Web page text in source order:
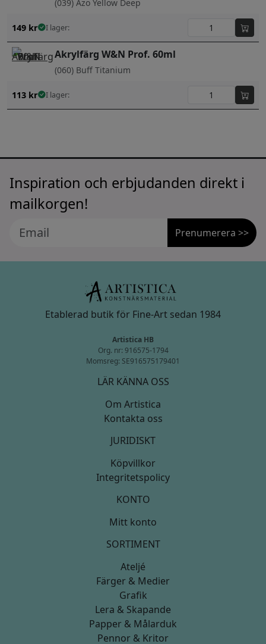
(039) Azo Yellow Deep
149 kr I lager:
Akrylfärg W&N Prof. 60ml
(060) Buff Titanium
113 kr I lager:
Inspiration och erbjudanden direkt i
mailkorgen!
Prenumerera >>
Etablerad butik för Fine-Art sedan 1984
Artistica HB
Org. nr: 916575-1794
Momsreg: SE916575179401
LÄR KÄNNA OSS
Om Artistica
Kontakta oss
JURIDISKT
Köpvillkor
Integritetspolicy
KONTO
Mitt konto
SORTIMENT
Ateljé
Färger & Medier
Grafik
Lera & Skapande
Papper & Målarduk
Pennor & Kritor